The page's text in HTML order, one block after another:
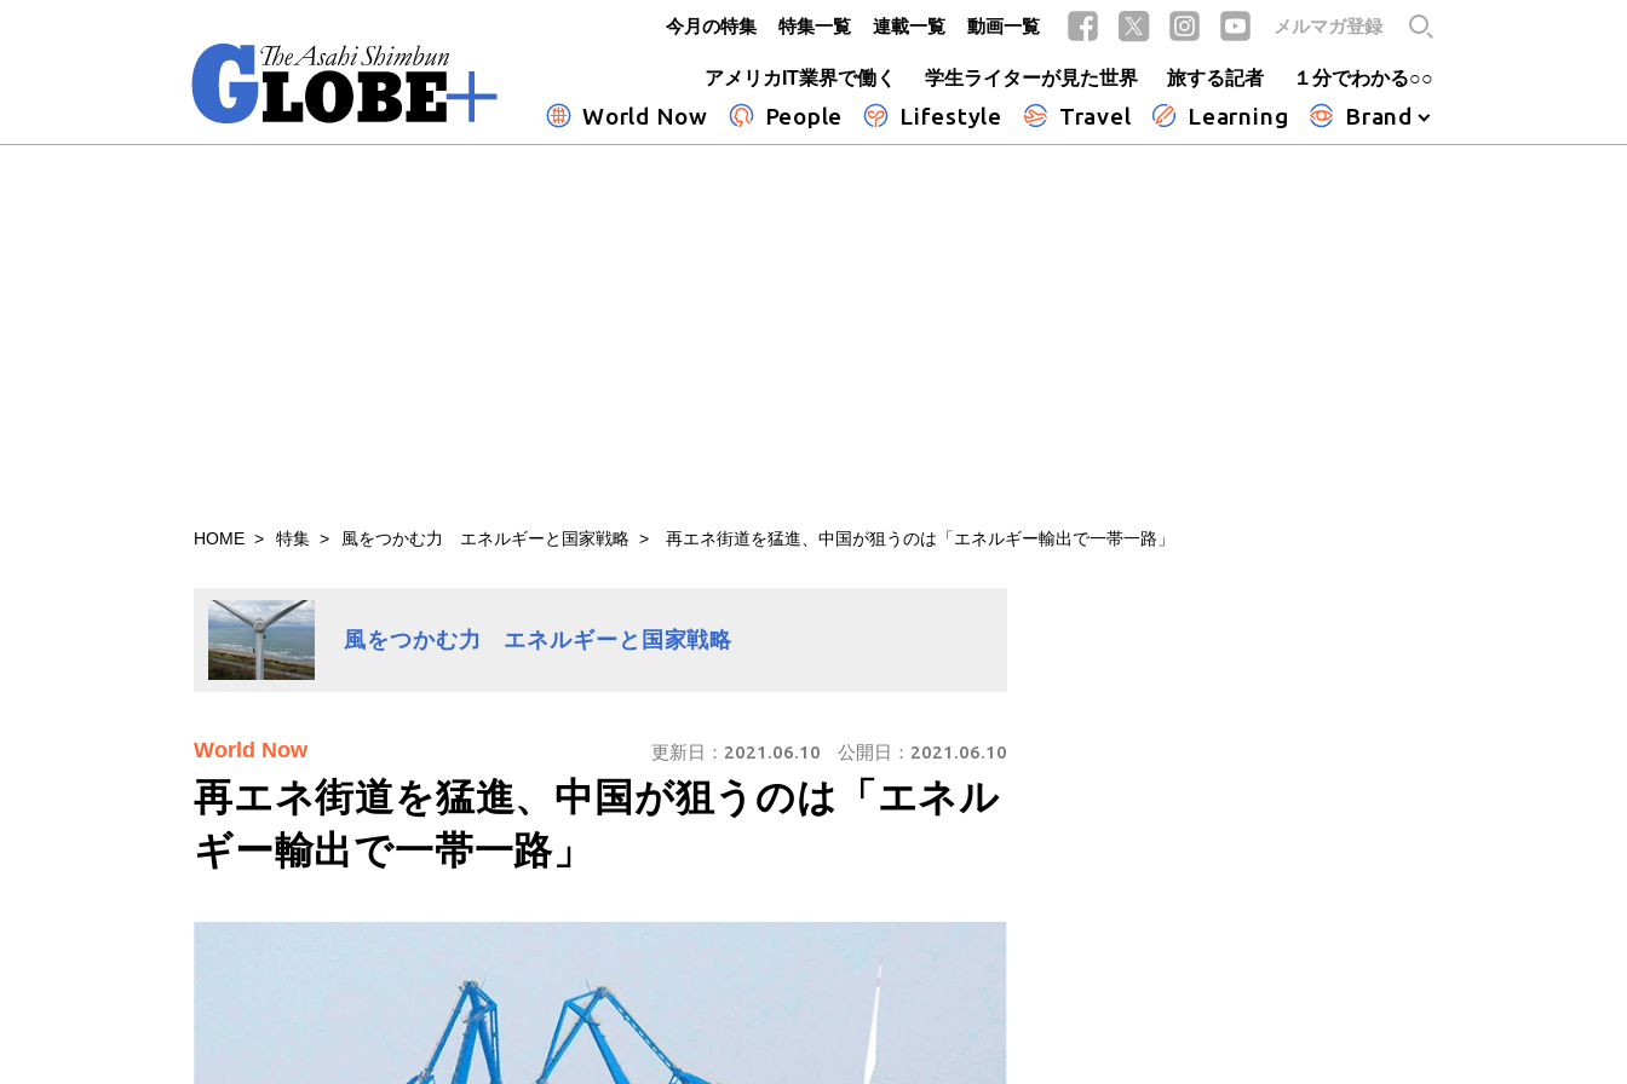
アメリカIT業界で働く
学生ライターが見た世界 旅する記者 １分でわかる○○
World Now People Lifestyle Travel Learning Brand
今月の特集 特集一覧 連載一覧 動画一覧 メルマガ登録
HOME 特集 風をつかむ力 エネルギーと国家戦略 再エネ街道を猛進、中国が狙うのは「エネルギー輸出で一帯一路」
風をつかむ力 エネルギーと国家戦略
再エネ街道を猛進、中国が狙うのは「エネル
ギー輸出で一帯一路」
World Now 更新日： 2021.06.10 公開日： 2021.06.10